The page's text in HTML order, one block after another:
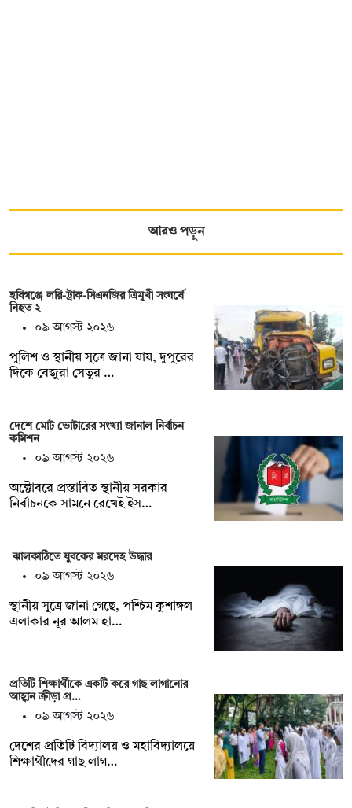
আরও পড়ুন
হবিগঞ্জে লরি-ট্রাক-সিএনজির ত্রিমুখী সংঘর্ষে
নিহত ২
০৯ আগস্ট ২০২৬
পুলিশ ও স্থানীয় সূত্রে জানা যায়, দুপুরের
দিকে বেজুরা সেতুর …
দেশে মোট ভোটারের সংখ্যা জানাল নির্বাচন
কমিশন
০৯ আগস্ট ২০২৬
অক্টোবরে প্রস্তাবিত স্থানীয় সরকার
নির্বাচনকে সামনে রেখেই ইস…
ঝালকাঠিতে যুবকের মরদেহ উদ্ধার
০৯ আগস্ট ২০২৬
স্থানীয় সূত্রে জানা গেছে, পশ্চিম কুশাঙ্গল
এলাকার নূর আলম হা…
প্রতিটি শিক্ষার্থীকে একটি করে গাছ লাগানোর
আহ্বান ক্রীড়া প্র…
০৯ আগস্ট ২০২৬
দেশের প্রতিটি বিদ্যালয় ও মহাবিদ্যালয়ে
শিক্ষার্থীদের গাছ লাগ…